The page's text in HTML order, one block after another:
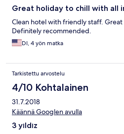
Great holiday to chill with all
Clean hotel with friendly staff.
Definitely recommended.
DI, 4 yön matka
Tarkistettu arvostelu
4/10 Kohtalainen
31.7.2018
Käännä Googlen avulla
3 yıldız